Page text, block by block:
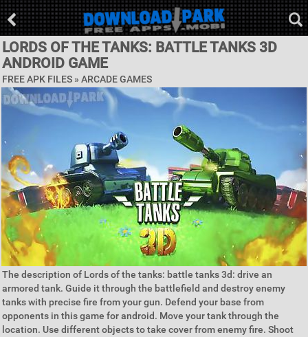
LORDS OF THE TANKS: BATTLE TANKS 3D
ANDROID GAME
FREE APK FILES » ARCADE GAMES
The description of Lords of the tanks: battle tanks 3d: drive an
armored tank. Guide it through the battlefield and destroy enemy
tanks with precise fire from your gun. Defend your base from
opponents in this game for android. Move your tank through the
location. Use different objects to take cover from enemy fire. Shoot